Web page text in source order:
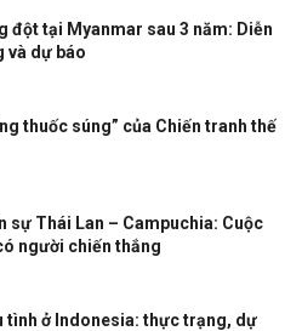
đột tại Myanmar sau 3 năm: Diễn
và dự báo
thuốc súng” của Chiến tranh thế
sự Thái Lan – Campuchia: Cuộc
người chiến thắng
tình ở Indonesia: thực trạng, dự